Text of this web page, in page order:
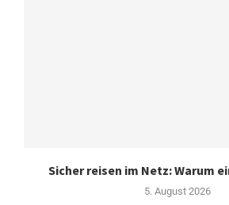
Sicher reisen im Netz: Warum
5. August 2026